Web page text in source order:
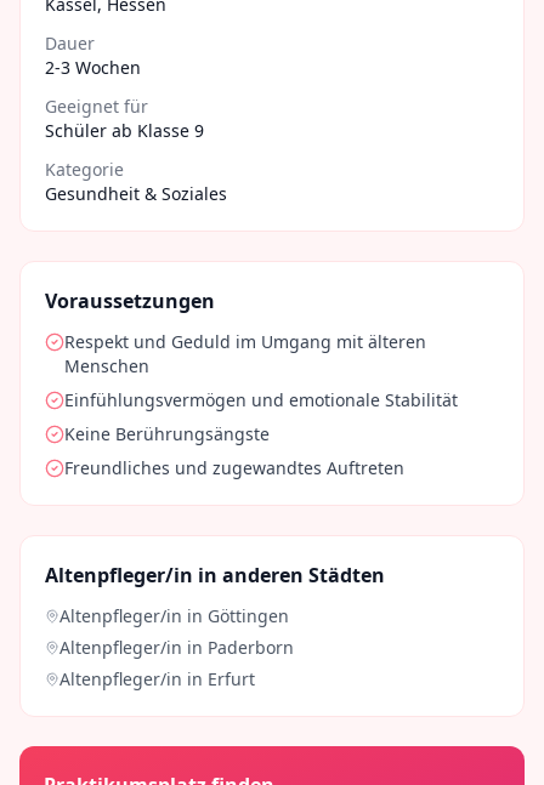
Dauer
2-3 Wochen
Geeignet für
Schüler ab Klasse 9
Kategorie
Gesundheit & Soziales
Voraussetzungen
Respekt und Geduld im Umgang mit älteren
Menschen
Einfühlungsvermögen und emotionale Stabilität
Keine Berührungsängste
Freundliches und zugewandtes Auftreten
Altenpfleger/in in anderen Städten
Altenpfleger/in in Göttingen
Altenpfleger/in in Paderborn
Altenpfleger/in in Erfurt